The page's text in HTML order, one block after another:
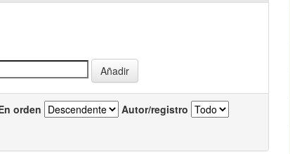
orden Autor/registro